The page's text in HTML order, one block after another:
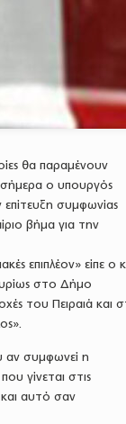
θα παραμένουν
σήμερα ο υπουργός
συμφωνίας
βήμα για την
επιπλέον» είπε ο
στο Δήμο
του Πειραιά και
αν συμφωνεί η
γίνεται στις
αυτό σαν